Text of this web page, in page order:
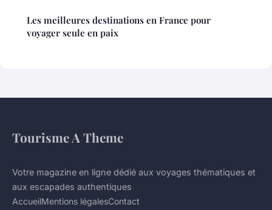
Les meilleures destinations en France pour
voyager seule en paix
Tourisme A Theme
Votre magazine en ligne dédié aux voyages thématiques et
aux escapades authentiques
AccueilMentions légalesContact